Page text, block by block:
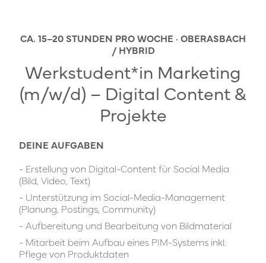
CA. 15–20 STUNDEN PRO WOCHE · OBERASBACH
/ HYBRID
Werkstudent*in Marketing
(m/w/d) – Digital Content &
Projekte
DEINE AUFGABEN
- Erstellung von Digital-Content für Social Media
(Bild, Video, Text)
- Unterstützung im Social-Media-Management
(Planung, Postings, Community)
- Aufbereitung und Bearbeitung von Bildmaterial
- Mitarbeit beim Aufbau eines PIM-Systems inkl.
Pflege von Produktdaten